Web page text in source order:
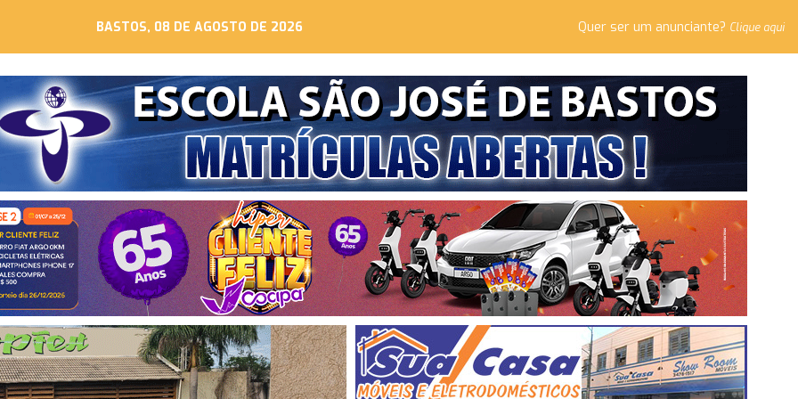
BASTOS, 08 DE AGOSTO DE 2026 Quer ser um anunciante? Clique aqui